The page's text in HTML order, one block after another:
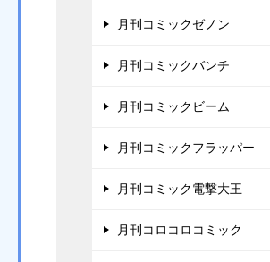
月刊コミックゼノン
月刊コミックバンチ
月刊コミックビーム
月刊コミックフラッパー
月刊コミック電撃大王
月刊コロコロコミック